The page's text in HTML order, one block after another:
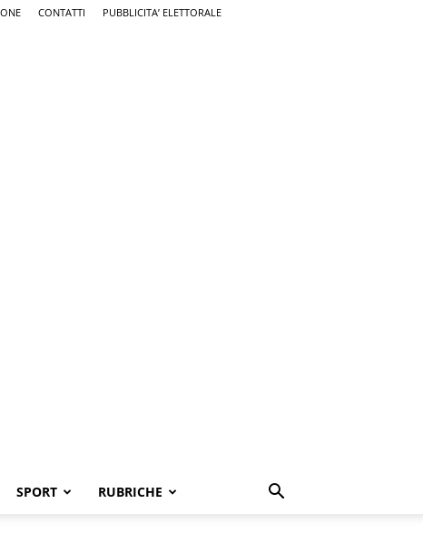
CONTATTI PUBBLICITA’ ELETTORALE
SPORT RUBRICHE